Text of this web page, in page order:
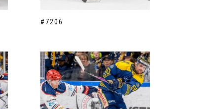
#7206